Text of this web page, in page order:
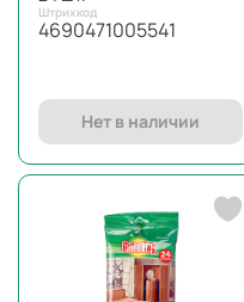
Штрихкод
4690471005541
Нет в наличии